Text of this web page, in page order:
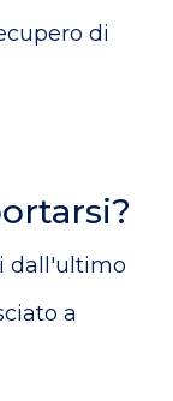
di
dall'ultimo
a